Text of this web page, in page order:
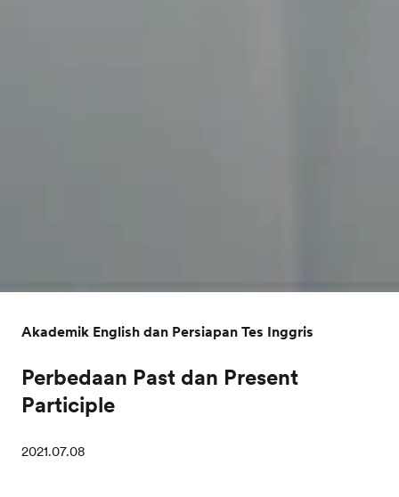
Akademik English dan Persiapan Tes Inggris
Perbedaan Past dan Present
Participle
2021.07.08